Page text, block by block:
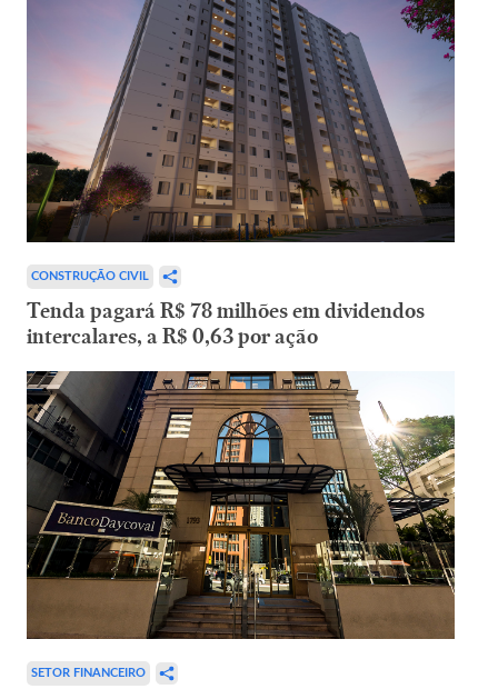
CONSTRUÇÃO CIVIL
Tenda pagará R$ 78 milhões em dividendos
intercalares, a R$ 0,63 por ação
SETOR FINANCEIRO